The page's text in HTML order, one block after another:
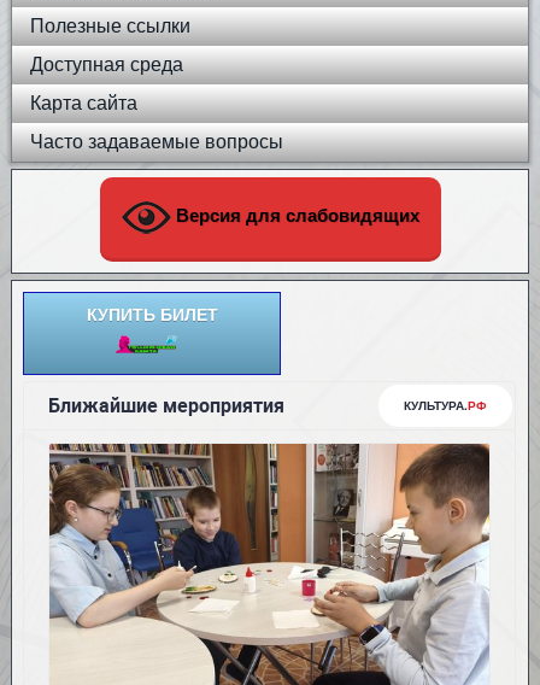
Полезные ссылки
Доступная среда
Карта сайта
Часто задаваемые вопросы
Версия для слабовидящих
КУПИТЬ БИЛЕТ